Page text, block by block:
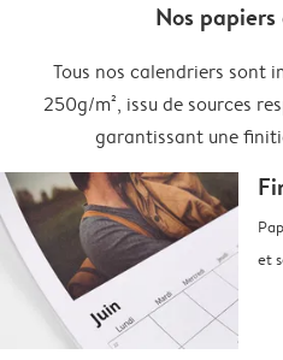
Nos
Tous nos calendriers sont
250g/m², issu de sources
garantissant une
et